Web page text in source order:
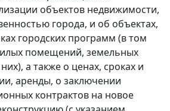
объектов недвижимости,
города, и об объектах,
городских программ (в том
помещений, земельных
а также о ценах, сроках и
аренды, о заключении
контрактов на новое